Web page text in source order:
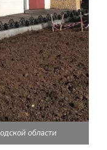
области